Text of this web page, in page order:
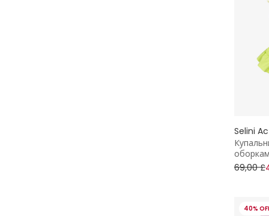
Selini
69,00 £
40%